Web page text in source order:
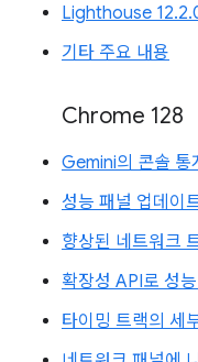
Lighthouse
기타 주요 내용
Chrome 128
Gemini의 콘솔 통
성능 패널 업데이
향상된 네트워크
확장성 API로 성
타이밍 트랙의 세